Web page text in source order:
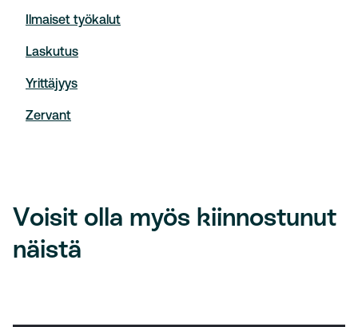
Ilmaiset työkalut
Laskutus
Yrittäjyys
Zervant
Voisit olla myös kiinnostunut
näistä